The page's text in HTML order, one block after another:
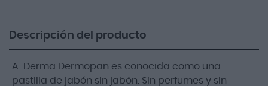
Descripción del producto
A-Derma Dermopan es conocida como una
pastilla de jabón sin jabón. Sin perfumes y sin